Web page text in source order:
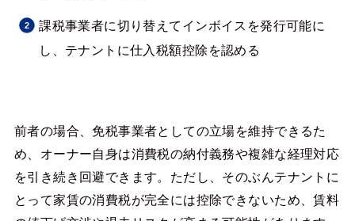
課税事業者に切り替えてインボイスを発行可能に
し、テナントに仕入税額控除を認める
前者の場合、免税事業者としての立場を維持できるた
め、オーナー自身は消費税の納付義務や複雑な経理対応
を引き続き回避できます。ただし、そのぶんテナントに
とって家賃の消費税が完全には控除できないため、賃料